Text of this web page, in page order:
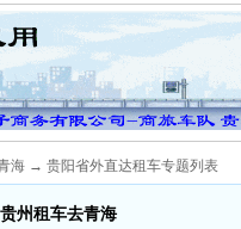
海 → 贵阳省外直达租车专题列表
贵州租车去青海